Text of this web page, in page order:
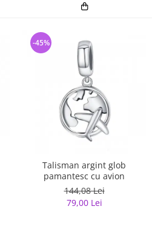
Talisman argint glob
pamantesc cu avion
144,08 Lei
79,00 Lei
-45%